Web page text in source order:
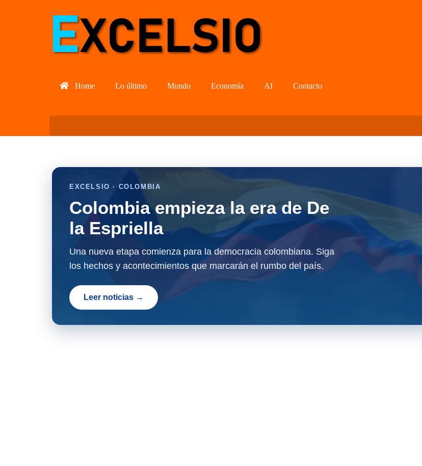
Home Lo último Mundo Economía AI Contacto
EXCELSIO · COLOMBIA
Colombia empieza la era de De
la Espriella
Una nueva etapa comienza para la democracia colombiana. Siga
los hechos y acontecimientos que marcarán el rumbo del país.
Leer noticias →